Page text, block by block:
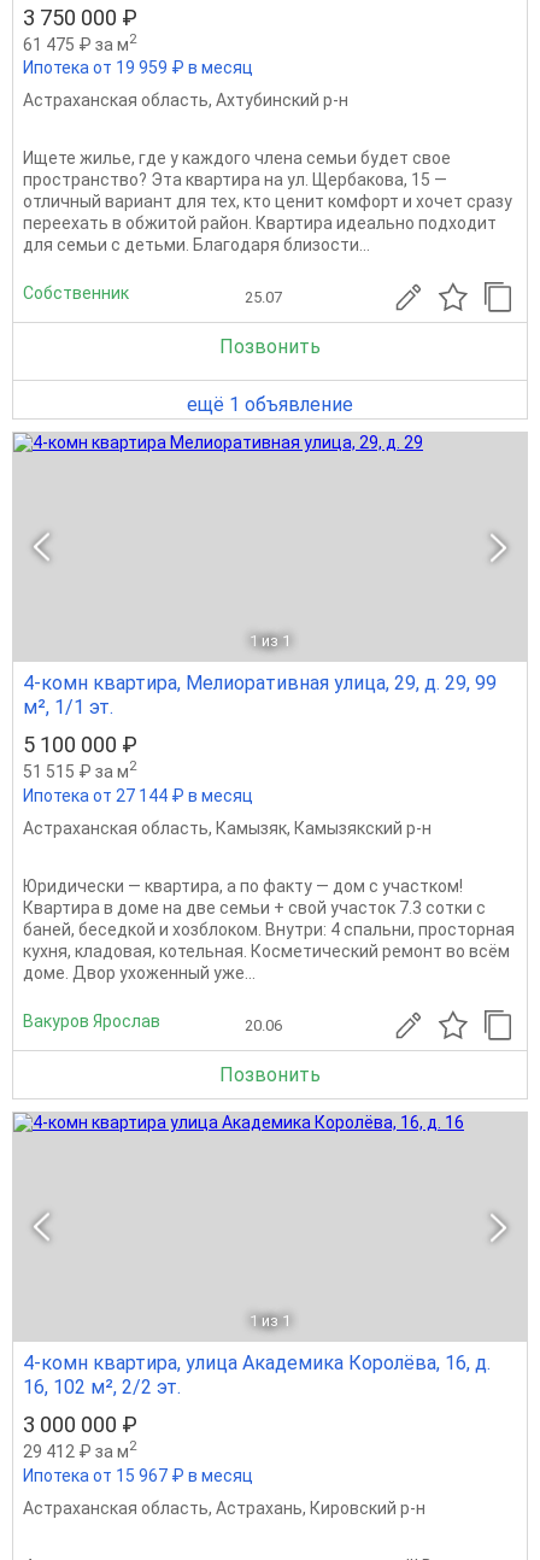
3 750 000 ₽
61 475 ₽ за м2
Ипотека от 19 959 ₽ в месяц
Астраханская область, Ахтубинский р-н
Ищете жилье, где у каждого члена семьи будет свое
пространство? Эта квартира на ул. Щербакова, 15 —
отличный вариант для тех, кто ценит комфорт и хочет сразу
переехать в обжитой район. Квартира идеально подходит
для семьи с детьми. Благодаря близости...
Собственник 25.07
Позвонить
ещё 1 объявление
1 из 1
4-комн квартира, Мелиоративная улица, 29, д. 29, 99
м², 1/1 эт.
5 100 000 ₽
51 515 ₽ за м2
Ипотека от 27 144 ₽ в месяц
Астраханская область, Камызяк, Камызякский р-н
Юридически — квартира, а по факту — дом с участком!
Квартира в доме на две семьи + свой участок 7.3 сотки с
баней, беседкой и хозблоком. Внутри: 4 спальни, просторная
кухня, кладовая, котельная. Косметический ремонт во всём
доме. Двор ухоженный уже...
Вакуров Ярослав 20.06
Позвонить
1 из 1
4-комн квартира, улица Академика Королёва, 16, д.
16, 102 м², 2/2 эт.
3 000 000 ₽
29 412 ₽ за м2
Ипотека от 15 967 ₽ в месяц
Астраханская область, Астрахань, Кировский р-н